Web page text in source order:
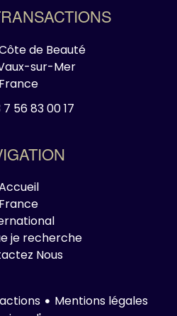
de Beauté
sur-Mer
France
7 56 83 00 17
France
je recherche
Nous
Mentions légales